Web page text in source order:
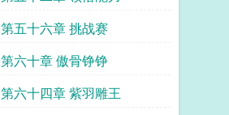
第五十六章 挑战赛
第六十章 傲骨铮铮
第六十四章 紫羽雕王